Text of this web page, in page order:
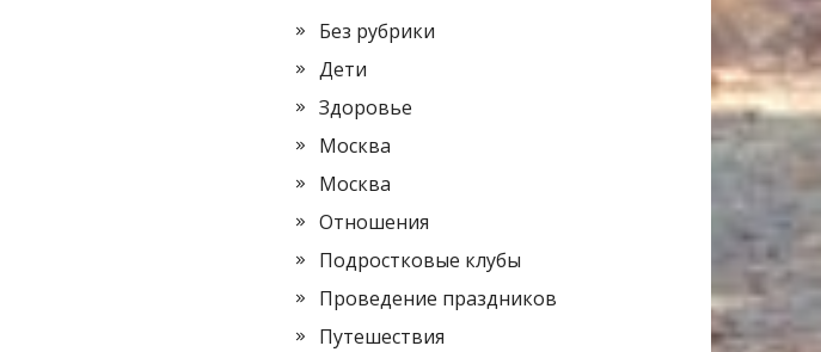
Без рубрики
Дети
Здоровье
Москва
Москва
Отношения
Подростковые клубы
Проведение праздников
Путешествия